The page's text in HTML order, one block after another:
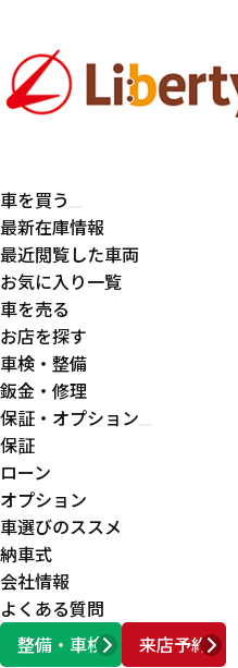
車を買う
最新在庫情報
最近閲覧した車両
お気に入り一覧
車を売る
お店を探す
車検・整備
鈑金・修理
保証・オプション
保証
ローン
オプション
車選びのススメ
納車式
会社情報
よくある質問
整備・車検
来店予約
営業時間 AM10:00 ～ PM6:00